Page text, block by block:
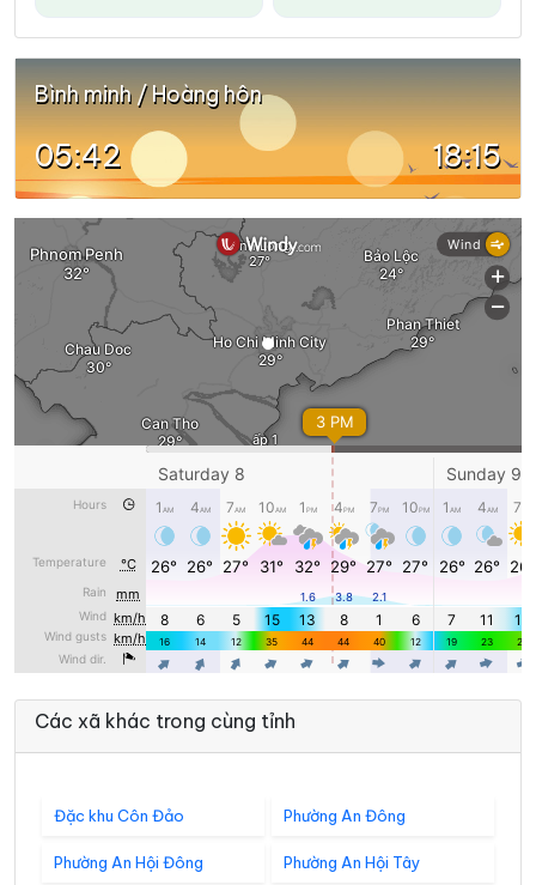
Bình minh / Hoàng hôn
05:42 18:15
Các xã khác trong cùng tỉnh
Đặc khu Côn Đảo Phường An Đông
Phường An Hội Đông Phường An Hội Tây